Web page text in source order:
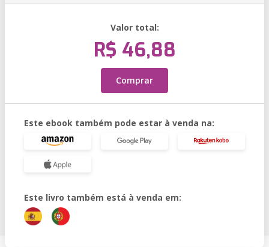
Valor total:
R$ 46,88
Comprar
Este ebook também pode estar à venda na:
Este livro também está à venda em: